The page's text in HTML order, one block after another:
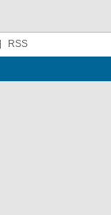
RSS